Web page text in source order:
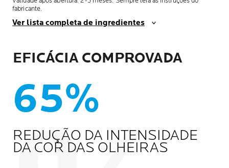
fabricante.
Ver lista completa de ingredientes
EFICÁCIA COMPROVADA
65%
REDUÇÃO DA INTENSIDADE
DA COR DAS OLHEIRAS